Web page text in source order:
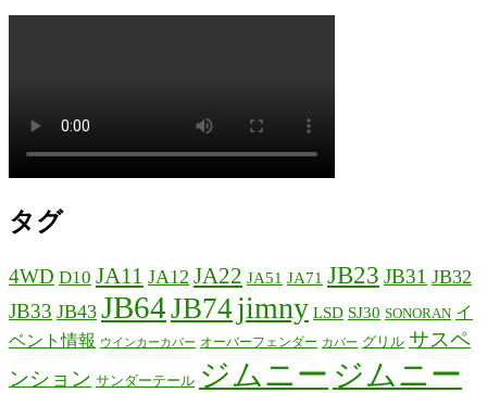
タグ
4WD D10 JA11 JA12 JA22 JA51 JA71 JB23 JB31 JB32
JB33 JB43 JB64JB74 jimny LSD SJ30 SONORAN イ
ベント情報
ウインカーカバー オーバーフェンダー カバー グリル サスペ
ンション サンダーテール ジムニー ジムニー